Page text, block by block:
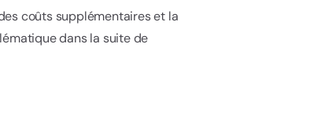
coûts supplémentaires et la
dans la suite de